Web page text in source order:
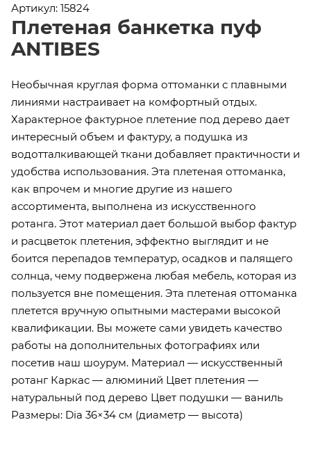
Артикул: 15824
Плетеная банкетка пуф
ANTIBES
Необычная круглая форма оттоманки с плавными
линиями настраивает на комфортный отдых.
Характерное фактурное плетение под дерево дает
интересный объем и фактуру, а подушка из
водотталкивающей ткани добавляет практичности и
удобства использования. Эта плетеная оттоманка,
как впрочем и многие другие из нашего
ассортимента, выполнена из искусственного
ротанга. Этот материал дает большой выбор фактур
и расцветок плетения, эффектно выглядит и не
боится перепадов температур, осадков и палящего
солнца, чему подвержена любая мебель, которая из
пользуется вне помещения. Эта плетеная оттоманка
плетется вручную опытными мастерами высокой
квалификации. Вы можете сами увидеть качество
работы на дополнительных фотографиях или
посетив наш шоурум. Материал — искусственный
ротанг Каркас — алюминий Цвет плетения —
натуральный под дерево Цвет подушки — ваниль
Размеры: Dia 36×34 см (диаметр — высота)